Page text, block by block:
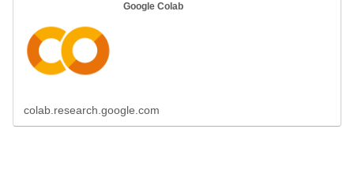
Google Colab
colab.research.google.com